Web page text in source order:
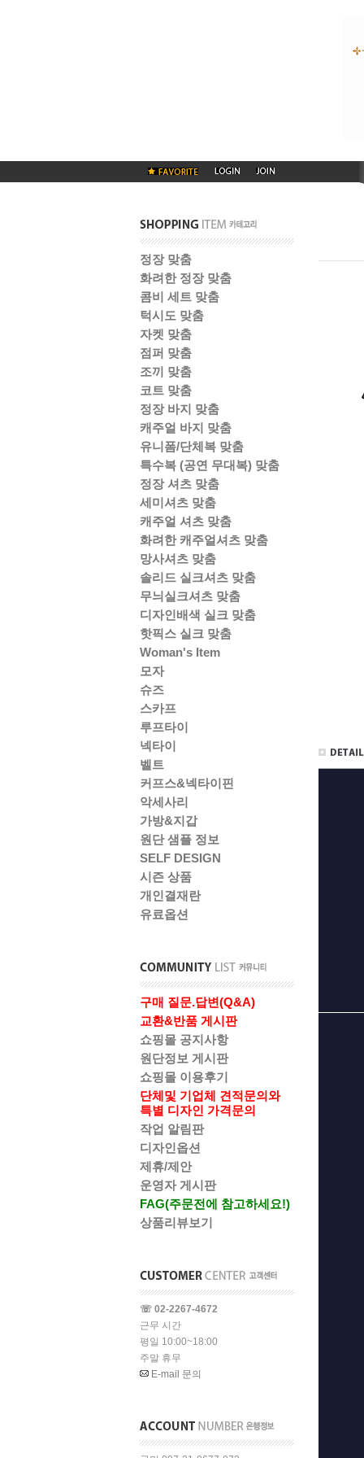
정장 맞춤
화려한 정장 맞춤
콤비 세트 맞춤
턱시도 맞춤
자켓 맞춤
점퍼 맞춤
조끼 맞춤
코트 맞춤
정장 바지 맞춤
캐주얼 바지 맞춤
유니폼/단체복 맞춤
특수복 (공연 무대복) 맞춤
정장 셔츠 맞춤
세미셔츠 맞춤
캐주얼 셔츠 맞춤
화려한 캐주얼셔츠 맞춤
망사셔츠 맞춤
솔리드 실크셔츠 맞춤
무늬실크셔츠 맞춤
디자인배색 실크 맞춤
핫픽스 실크 맞춤
Woman's Item
모자
슈즈
스카프
루프타이
넥타이
벨트
커프스&넥타이핀
악세사리
가방&지갑
원단 샘플 정보
SELF DESIGN
시즌 상품
개인결재란
유료옵션
구매 질문.답변(Q&A)
교환&반품 게시판
쇼핑몰 공지사항
원단정보 게시판
쇼핑몰 이용후기
단체및 기업체 견적문의와
특별 디자인 가격문의
작업 알림판
디자인옵션
제휴/제안
운영자 게시판
FAG(주문전에 참고하세요!)
상품리뷰보기
☏ 02-2267-4672
근무 시간
평일 10:00~18:00
주말 휴무
E-mail 문의